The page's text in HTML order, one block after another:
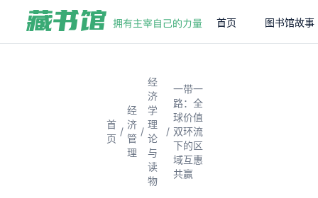
首页 图书馆故事
首
页
/
经
济
管
理
/
经
济
学
理
论
与
读
物
/
一带一
路：全
球价值
双环流
下的区
域互惠
共赢